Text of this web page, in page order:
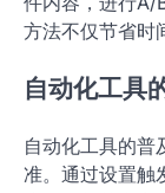
人工智能在
人工智能正在改
户行为和偏好自
户数据，生成
击率。